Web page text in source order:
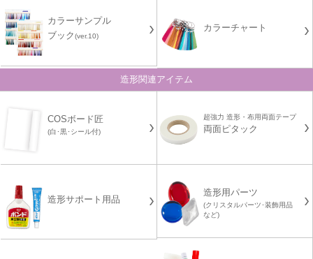
カラーサンプル
ブック(ver.10)
カラーチャート
造形関連アイテム
COSボード匠
(白･黒･シール付)
超強力 造形・布用両面テープ
両面ピタック
造形サポート用品
造形用パーツ
(クリスタルパーツ･装飾用品
など)